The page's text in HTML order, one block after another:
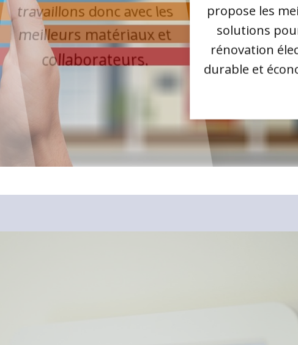
travaillons donc avec les
meilleurs matériaux et
collaborateurs.
propose les
solutions
rénovation
durable et